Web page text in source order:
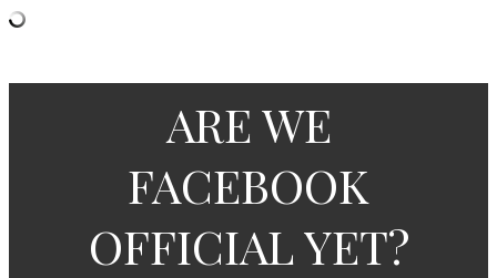
ARE WE
FACEBOOK
OFFICIAL YET?